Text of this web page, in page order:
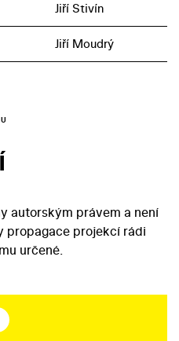
Jiří Stivín
Jiří Moudrý
autorským právem a není
propagace projekcí rádi
určené.